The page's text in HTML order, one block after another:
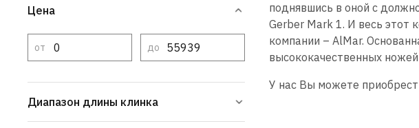
поднявшись в оной с
Gerber Mark 1. И весь этот
компании – AlMar.
высококачественных
У нас Вы можете
Цена
от до
Диапазон длины клинка